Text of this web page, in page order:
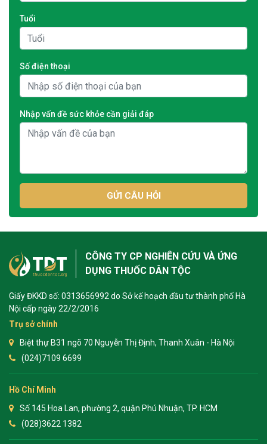
Tuổi
Số điện thoại
Nhập vấn đề sức khỏe cần giải đáp
GỬI CÂU HỎI
CÔNG TY CP NGHIÊN CỨU VÀ ỨNG
DỤNG THUỐC DÂN TỘC
Giấy ĐKKD số: 0313656992 do Sở kế hoạch đầu tư thành phố Hà
Nội cấp ngày 22/2/2016
Trụ sở chính
Biệt thự B31 ngõ 70 Nguyễn Thị Định, Thanh Xuân - Hà Nội
(024)7109 6699
Hồ Chí Minh
Số 145 Hoa Lan, phường 2, quận Phú Nhuận, TP. HCM
(028)3622 1382